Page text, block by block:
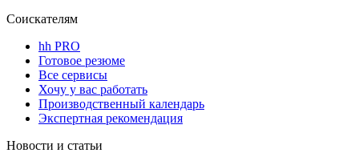
Соискателям
hh PRO
Готовое резюме
Все сервисы
Хочу у вас работать
Производственный календарь
Экспертная рекомендация
Новости и статьи